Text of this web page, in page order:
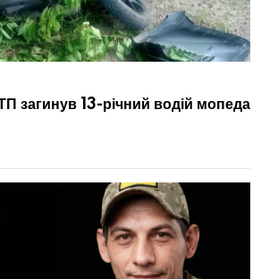
загинув 13-річний водій мопеда